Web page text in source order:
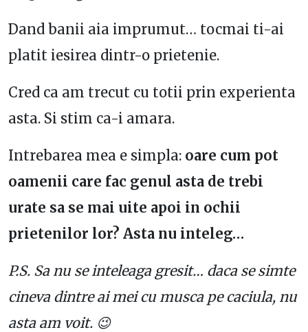
Dand banii aia imprumut… tocmai ti-ai
platit iesirea dintr-o prietenie.
Cred ca am trecut cu totii prin experienta
asta. Si stim ca-i amara.
Intrebarea mea e simpla: oare cum pot
oamenii care fac genul asta de trebi
urate sa se mai uite apoi in ochii
prietenilor lor? Asta nu inteleg…
P.S. Sa nu se inteleaga gresit… daca se simte
cineva dintre ai mei cu musca pe caciula, nu
asta am voit. 😉